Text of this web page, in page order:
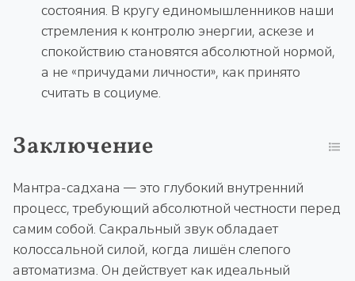
состояния. В кругу единомышленников наши
стремления к контролю энергии, аскезе и
спокойствию становятся абсолютной нормой,
а не «причудами личности», как принято
считать в социуме.
Заключение
Мантра-садхана — это глубокий внутренний
процесс, требующий абсолютной честности перед
самим собой. Сакральный звук обладает
колоссальной силой, когда лишён слепого
автоматизма. Он действует как идеальный